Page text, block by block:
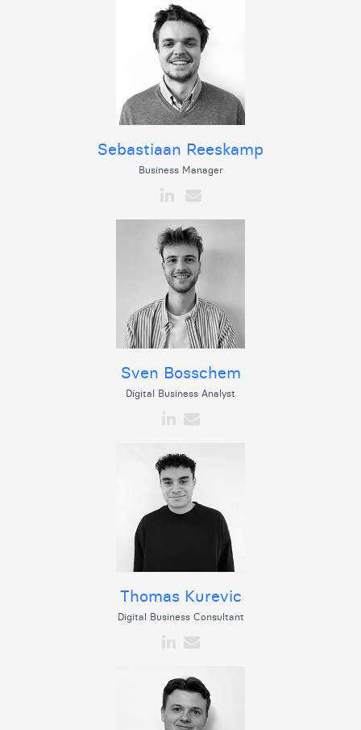
Sebastiaan Reeskamp
Business Manager
Sven Bosschem
Digital Business Analyst
Thomas Kurevic
Digital Business Consultant